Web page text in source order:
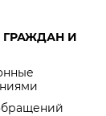
И